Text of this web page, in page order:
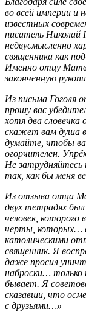
во всей империи и
известных
писатель Николай
недвусмысленно
священника как
Именно отцу
законченную
Из письма Гоголя
прошу вас
хотя два словечка
скажет вам душа
думайте, чтобы
огорчителен.
Не
так, как бы меня
Из отзыва отца
двух тетрадях
человек, которого
черты, которых…
католическими
священник. Я
даже просил
наброски… только
бывает. Я
сказавши, что
с друзьями…»